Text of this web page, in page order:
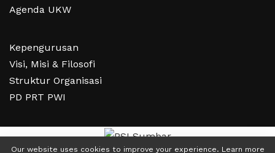
Agenda UKW
Kepengurusan
Visi, Misi & Filosofi
Struktur Organisasi
PD PRT PWI
Our website uses cookies to improve your experience. Learn more